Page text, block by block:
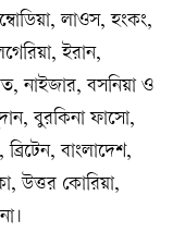
লাওস, হংকং,
ইরান,
নাইজার, বসনিয়া ও
বুরকিনা ফাসো,
বাংলাদেশ,
উত্তর কোরিয়া,